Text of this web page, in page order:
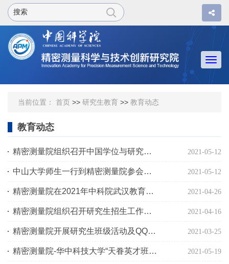
当前位置： 首页 >> 研究生教育 >> 教育动态
教育动态
精密测量院组织召开中国学位与研究生教育学会科工委资环组工作研讨会 2021-05-12
中山大学师生一行到精密测量院参会交流 2021-05-12
精密测量院在2021年中科院武汉教育基地小洪山杯研究生篮球赛中荣获冠军 2021-04-26
精密测量院组织召开研究生招生工作交流会 2021-04-16
精密测量院开展研究生班级活动及QQ群匿名开放日活动 2021-03-25
精密测量院-华中科技大学“天眷英才班”举行天眷奖学金颁奖活动 2021-05-19